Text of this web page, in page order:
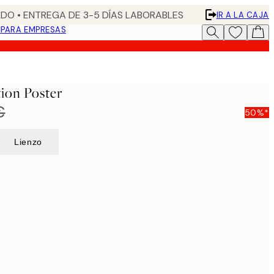
• ENTREGA DE 3-5 DÍAS LABORABLES
IR A LA CAJA
PARA EMPRESAS
Poster
50%*
Lienzo